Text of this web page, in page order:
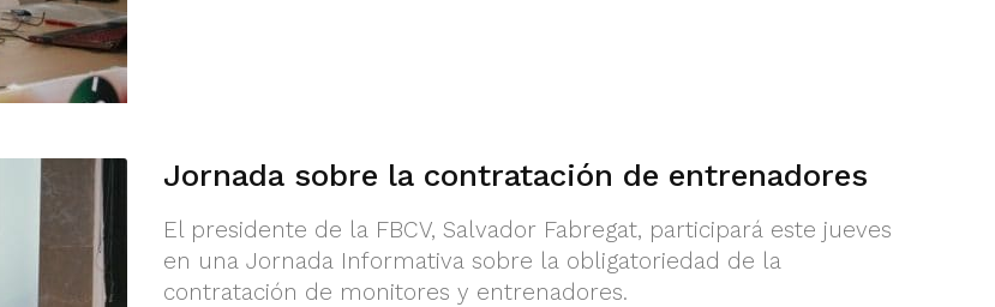
Jornada sobre la contratación de entrenadores
El presidente de la FBCV, Salvador Fabregat, participará este jueves
en una Jornada Informativa sobre la obligatoriedad de la
contratación de monitores y entrenadores.